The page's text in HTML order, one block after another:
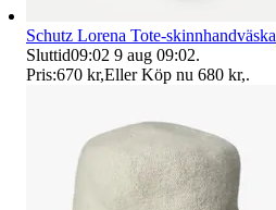
Schutz Lorena Tote-skinnhandväska
Sluttid09:02 9 aug 09:02.
Pris:670 kr,Eller Köp nu 680 kr,.